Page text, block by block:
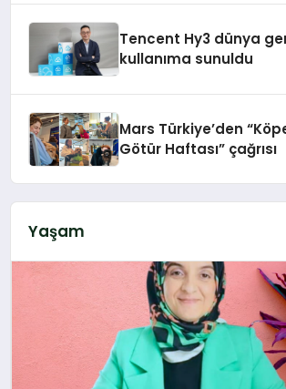
Tencent Hy3 dünya
kullanıma sunuldu
Mars Türkiye’den
Götür Haftası” çağrısı
Yaşam